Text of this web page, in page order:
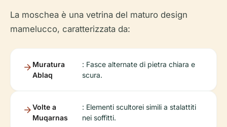
La moschea è una vetrina del maturo design
mamelucco, caratterizzata da:
Muratura
Ablaq
: Fasce alternate di pietra chiara e
scura.
Volte a
Muqarnas
: Elementi scultorei simili a stalattiti
nei soffitti.